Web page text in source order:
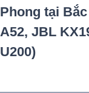
Phong tại
A52, JBL
U200)